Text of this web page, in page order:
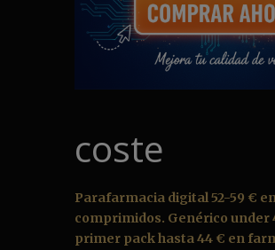
coste
Parafarmacia digital 52-59 €
comprimidos. Genérico under
primer pack hasta 44 € en